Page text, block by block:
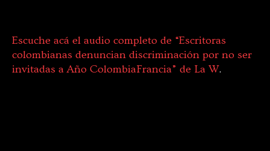
Escuche acá el audio completo de “Escritoras
colombianas denuncian discriminación por no ser
invitadas a Año ColombiaFrancia” de La W.